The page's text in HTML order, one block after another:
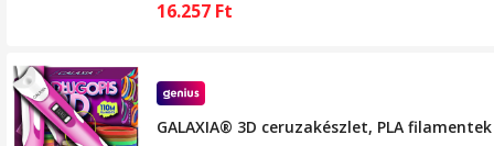
16.257 Ft
GALAXIA® 3D ceruzakészlet, PLA